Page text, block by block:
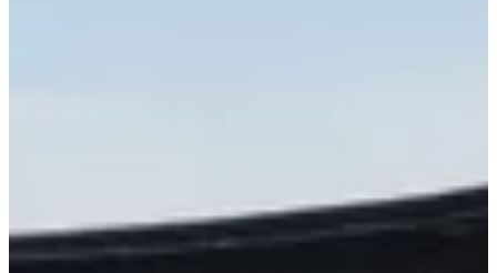
Il padiglione Seokpajeong vanta viste su Seoul a varie altitudini e
angolazioni. Una volta uscito da Seokpajeong, non è consentito
rientrare, quindi determina in anticipo l'orario in cui desideri uscire!